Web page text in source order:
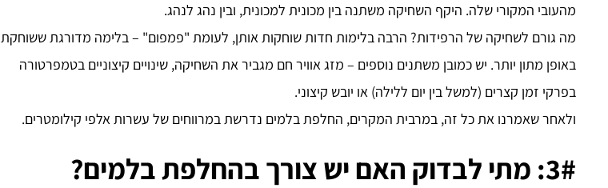
מהעובי המקורי שלה. היקף השחיקה משתנה בין מכונית למכונית, ובין נהג לנהג.
מה גורם לשחיקה של הרפידות? הרבה בלימות חדות שוחקות אותן, לעומת "פמפום" – בלימה מדורגת ששוחקת
באופן מתון יותר. יש כמובן משתנים נוספים – מזג אוויר חם מגביר את השחיקה, שינויים קיצוניים בטמפרטורה
בפרקי זמן קצרים (למשל בין יום ללילה) או יובש קיצוני.
ולאחר שאמרנו את כל זה, במרבית המקרים, החלפת בלמים נדרשת במרווחים של עשרות אלפי קילומטרים.
3#: מתי לבדוק האם יש צורך בהחלפת בלמים?